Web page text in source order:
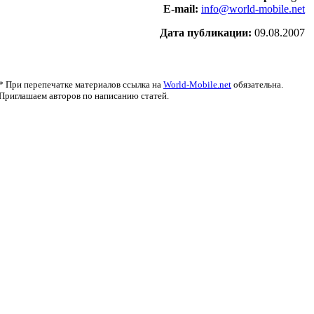
E-mail: info@world-mobile.net
Дата публикации: 09.08.2007
При перепечатке материалов ссылка на World-Mobile.net обязательна.
авторов по написанию статей.